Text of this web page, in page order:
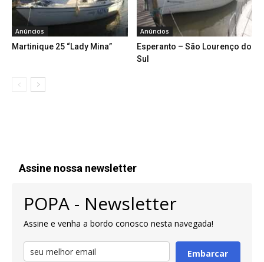
Anúncios
Martinique 25 “Lady Mina”
Anúncios
Esperanto – São Lourenço do
Sul
Assine nossa newsletter
POPA - Newsletter
Assine e venha a bordo conosco nesta navegada!
Embarcar